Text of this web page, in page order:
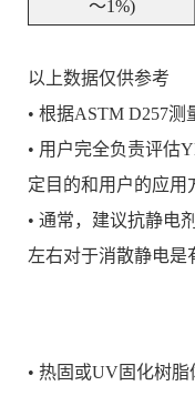
～1%)
以上数据仅供参考
• 根据ASTM D257测
• 用户完全负责评估
定目的和用户的应用
• 通常，建议抗静电
左右对于消散静电是
• 热固或UV固化树脂